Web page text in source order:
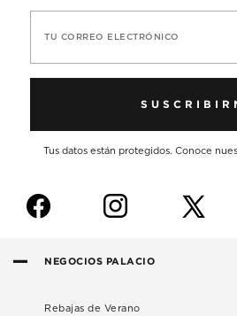
TU CORREO ELECTRÓNICO
Tus datos están protegidos. Conoce
f i
NEGOCIOS PALACIO
Rebajas de Verano